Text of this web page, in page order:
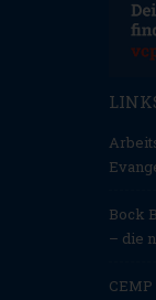
Bock
– die